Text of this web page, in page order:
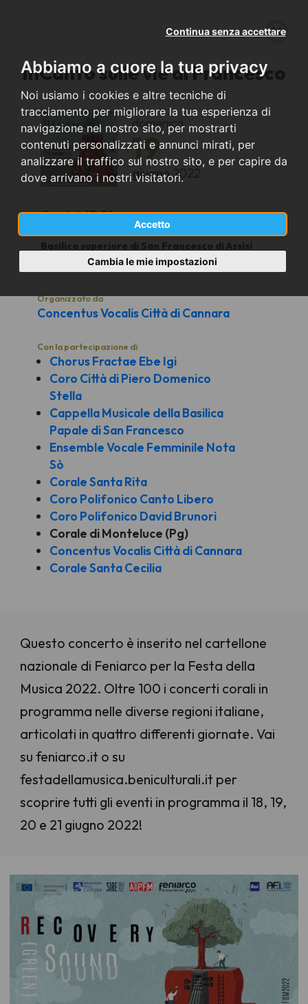
Abbiamo a cuore la tua privacy
Noi usiamo i cookies e altre tecniche di
tracciamento per migliorare la tua esperienza di
navigazione nel nostro sito, per mostrarti
contenuti personalizzati e annunci mirati, per
analizzare il traffico sul nostro sito, e per capire da
dove arrivano i nostri visitatori.
Accetto
Continua senza accettare
Cambia le mie impostazioni
InCanto sulle vie di Francesco
domenica
19
giugno 2022
Assisi (PG)
Basilica superiore di San Francesco di Assisi
Organizzato da
Concentus Vocalis Città di Cannara
Con la partecipazione di
Chorus Fractae Ebe Igi
Coro Città di Piero Domenico
Stella
Cappella Musicale della Basilica
Papale di San Francesco
Ensemble Vocale Femminile Nota
Sò
Corale Santa Rita
Coro Polifonico Canto Libero
Coro Polifonico David Brunori
Corale di Monteluce (Pg)
Concentus Vocalis Città di Cannara
Corale Santa Cecilia
Questo concerto è inserito nel cartellone
nazionale di Feniarco per la Festa della
Musica 2022. Oltre 100 i concerti corali in
programma nelle diverse regioni italiane,
articolati in quattro differenti giornate. Vai
su feniarco.it o su
festadellamusica.beniculturali.it per
scoprire tutti gli eventi in programma il 18, 19,
20 e 21 giugno 2022!